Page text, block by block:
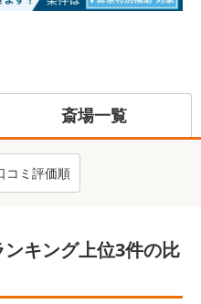
斎場一覧
コミ評価順
キング上位3件の比